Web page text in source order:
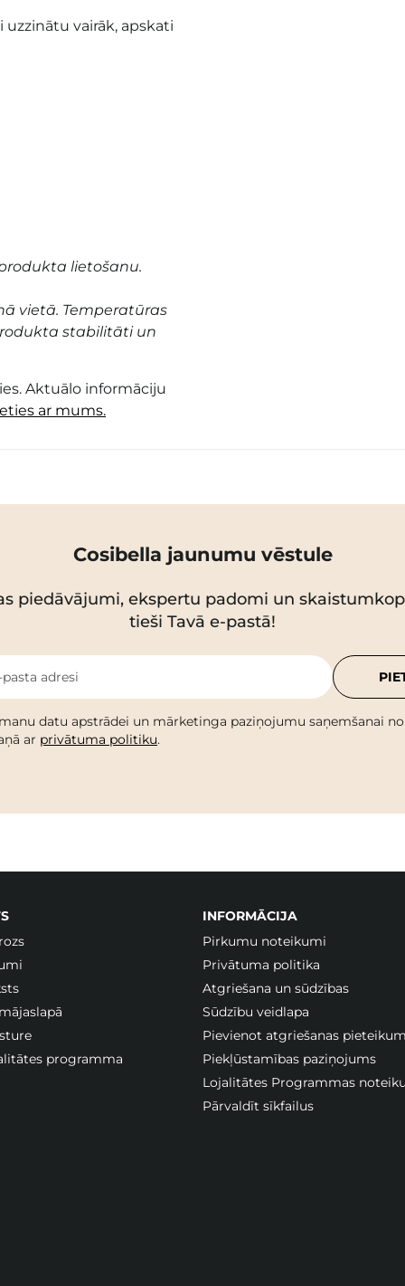
uzzinātu vairāk, apskati
lietošanu.
vietā. Temperatūras
stabilitāti un
Aktuālo informāciju
ar mums.
Cosibella jaunumu vēstule
piedāvājumi, ekspertu padomi un
tieši Tavā e-pastā!
adresi
datu apstrādei un mārketinga paziņojumu saņemšanai no
ar privātuma politiku.
programma
INFORMĀCIJA
Pirkumu noteikumi
Privātuma politika
Atgriešana un sūdzības
Sūdzību veidlapa
Pievienot atgriešanas
Piekļūstamības paziņojums
Lojalitātes Programmas
Pārvaldīt sīkfailus